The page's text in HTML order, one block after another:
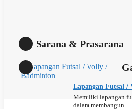
Sarana & Prasarana
Lapangan Futsal /
Memiliki lapangan
dalam membangun..